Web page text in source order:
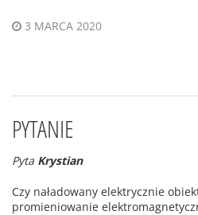
3 MARCA 2020
PYTANIE
Pyta Krystian
Czy naładowany elektrycznie
promieniowanie